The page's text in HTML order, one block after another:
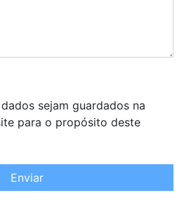
sejam guardados na
para o propósito deste
Enviar